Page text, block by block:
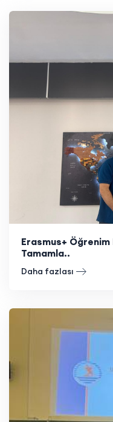
Erasmus+
Tamamla..
Daha fazlası